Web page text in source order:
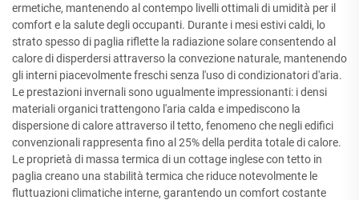
ermetiche, mantenendo al contempo livelli ottimali di umidità per il
comfort e la salute degli occupanti. Durante i mesi estivi caldi, lo
strato spesso di paglia riflette la radiazione solare consentendo al
calore di disperdersi attraverso la convezione naturale, mantenendo
gli interni piacevolmente freschi senza l'uso di condizionatori d'aria.
Le prestazioni invernali sono ugualmente impressionanti: i densi
materiali organici trattengono l'aria calda e impediscono la
dispersione di calore attraverso il tetto, fenomeno che negli edifici
convenzionali rappresenta fino al 25% della perdita totale di calore.
Le proprietà di massa termica di un cottage inglese con tetto in
paglia creano una stabilità termica che riduce notevolmente le
fluttuazioni climatiche interne, garantendo un comfort costante